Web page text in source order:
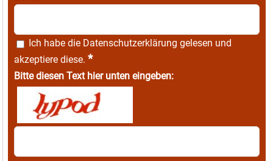
Ich habe die Datenschutzerklärung gelesen und
akzeptiere diese. *
Bitte diesen Text hier unten eingeben: